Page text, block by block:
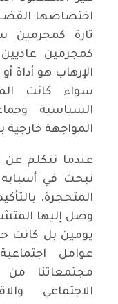
اختصاصها
تارة كمجرمين
كمجرمين
الإرهاب هو أداة
سواء كانت
السياسية
المواجهة خارجية
عندما نتكلم عن
نبحث في
المتحجرة.
وصل إليها
يومين بل كانت
عوامل
مجتمعاتنا
الاجتماعي